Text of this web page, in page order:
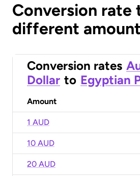
Conversion rate
different
Conversion rates
Dollar to Egyptian
Amount
1 AUD
10 AUD
20 AUD